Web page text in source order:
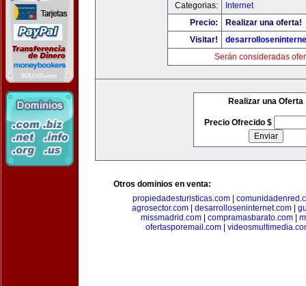
Categorias:
Internet
Precio:
Realizar una oferta!
Visitar!
Serán consideradas
Realizar una Oferta
Precio Ofrecido $
Otros dominios en venta:
propiedadesturisticas.com|
agrosector.com
desarrolloseninternet.com
missmadrid.com| compramasbarato.com|
ofertasporemail.com